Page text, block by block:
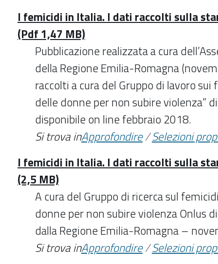
I femicidi in Italia. I dati raccolti sulla
(Pdf 1,47 MB)
Pubblicazione realizzata a cura
della Regione Emilia-Romagna
raccolti a cura del Gruppo di lavoro sui
delle donne per non subire violenza”
disponibile on line febbraio 2018.
Si trova inApprofondire/Selezioni
I femicidi in Italia. I dati raccolti sulla
(2,5 MB)
A cura del Gruppo di ricerca sul
donne per non subire violenza Onlus
dalla Regione Emilia-Romagna –
Si trova inApprofondire/Selezioni